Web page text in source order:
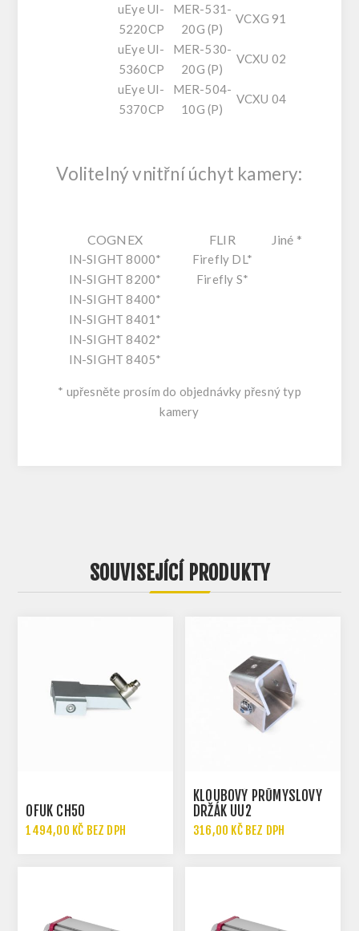
uEye UI-
5220CP
MER-531-
20G (P)
VCXG 91
uEye UI-
5360CP
MER-530-
20G (P)
VCXU 02
uEye UI-
5370CP
MER-504-
10G (P)
VCXU 04
Volitelný vnitřní úchyt kamery:
COGNEX FLIR Jiné *
IN-SIGHT 8000*
Firefly DL*
IN-SIGHT 8200*
Firefly S*
IN-SIGHT 8400*
IN-SIGHT 8401*
IN-SIGHT 8402*
IN-SIGHT 8405*
* upřesněte prosím do objednávky přesný typ
kamery
SOUVISEJÍCÍ PRODUKTY
OFUK CH50
1494,00 KČ BEZ DPH
KLOUBOVÝ PRŮMYSLOVÝ
DRŽÁK UU2
316,00 KČ BEZ DPH